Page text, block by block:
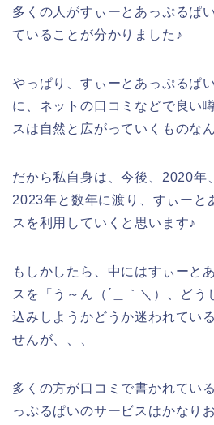
多くの人がすぃーとあっぷるぱ
ていることが分かりました♪
やっぱり、すぃーとあっぷるぱ
に、ネットの口コミなどで良い
スは自然と広がっていくものな
だから私自身は、今後、2020年
2023年と数年に渡り、すぃーと
スを利用していくと思います♪
もしかしたら、中にはすぃーと
スを「う～ん（´＿｀＼）、どう
込みしようかどうか迷われてい
せんが、、、
多くの方が口コミで書かれてい
っぷるぱいのサービスはかなり